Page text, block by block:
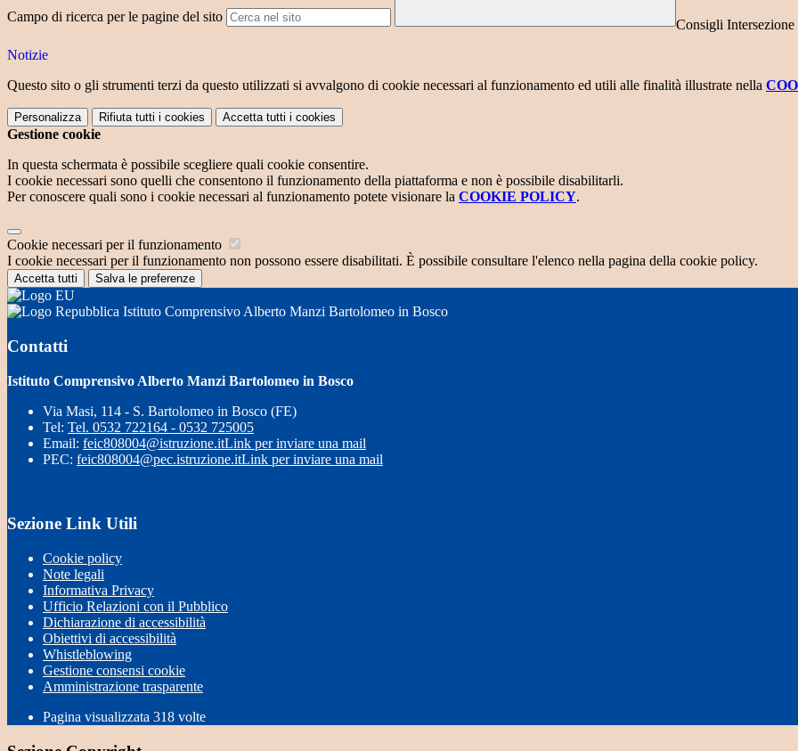
Campo di ricerca per le pagine del sito
Consigli
Notizie
Questo sito o gli strumenti terzi da questo utilizzati si avvalgono di cookie necessari al funzionamento ed utili alle finalità illustrate nella
Personalizza Rifiuta tutti i cookies Accetta tutti i cookies
Gestione cookie
In questa schermata è possibile scegliere quali cookie consentire.
I cookie necessari sono quelli che consentono il funzionamento della piattaforma e non è possibile disabilitarli.
Per conoscere quali sono i cookie necessari al funzionamento potete visionare la COOKIE POLICY.
Cookie necessari per il funzionamento
I cookie necessari per il funzionamento non possono essere disabilitati. È possibile consultare l'elenco nella pagina della cookie policy.
Accetta tutti Salva le preferenze
Istituto Comprensivo Alberto Manzi Bartolomeo in Bosco
Contatti
Istituto Comprensivo Alberto Manzi Bartolomeo in Bosco
Via Masi, 114 - S. Bartolomeo in Bosco (FE)
Tel: Tel. 0532 722164 - 0532 725005
Email: feic808004@istruzione.itLink per inviare una mail
PEC: feic808004@pec.istruzione.itLink per inviare una mail
Sezione Link Utili
Cookie policy
Note legali
Informativa Privacy
Ufficio Relazioni con il Pubblico
Dichiarazione di accessibilità
Obiettivi di accessibilità
Whistleblowing
Gestione consensi cookie
Amministrazione trasparente
Pagina visualizzata 318 volte